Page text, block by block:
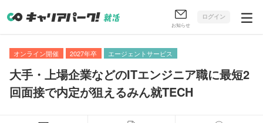
お知らせ
ログイン
オンライン開催 2027年卒 エージェントサービス
大手・上場企業などのITエンジニア職に最短2
回面接で内定が狙えるみん就TECH